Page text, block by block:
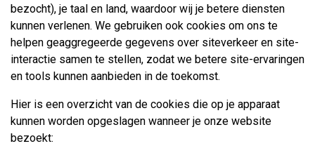
bezocht), je taal en land, waardoor wij je betere diensten
kunnen verlenen. We gebruiken ook cookies om ons te
helpen geaggregeerde gegevens over siteverkeer en site-
interactie samen te stellen, zodat we betere site-ervaringen
en tools kunnen aanbieden in de toekomst.
Hier is een overzicht van de cookies die op je apparaat
kunnen worden opgeslagen wanneer je onze website
bezoekt: